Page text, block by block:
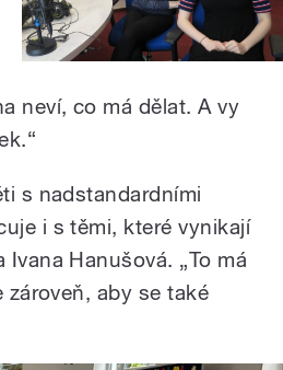
neví, co má dělat. A vy
“
s nadstandardními
i s těmi, které vynikají
Hanušová. „To má
zároveň, aby se také